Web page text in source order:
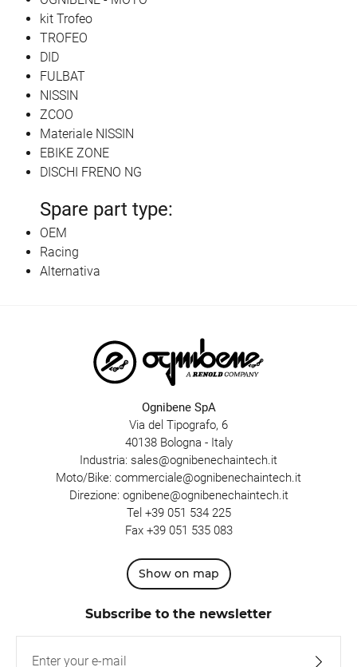
kit Trofeo
TROFEO
DID
FULBAT
NISSIN
ZCOO
Materiale NISSIN
EBIKE ZONE
DISCHI FRENO NG
Spare part type:
OEM
Racing
Alternativa
Ognibene SpA
Via del Tipografo, 6
40138 Bologna - Italy
Industria: sales@ognibenechaintech.it
Moto/Bike: commerciale@ognibenechaintech.it
Direzione: ognibene@ognibenechaintech.it
Tel +39 051 534 225
Fax +39 051 535 083
Show on map
Subscribe to the newsletter